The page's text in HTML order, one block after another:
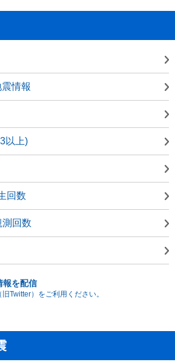
情報
以上)
回数
回数
報を配信
Twitter）をご利用ください。